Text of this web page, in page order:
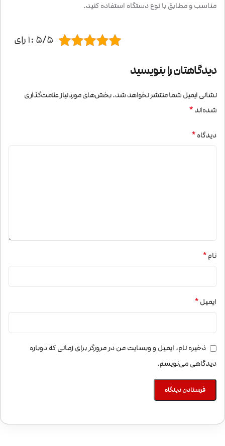
مناسب و مطابق با نوع دستگاه استفاده کنید.
5/5 :1 رای
دیدگاهتان را بنویسید
نشانی ایمیل شما منتشر نخواهد شد.بخش‌های موردنیاز علامت‌گذاری
شده‌اند*
دیدگاه*
نام*
ایمیل*
ذخیره نام، ایمیل و وبسایت من در مرورگر برای زمانی که دوباره
دیدگاهی می‌نویسم.